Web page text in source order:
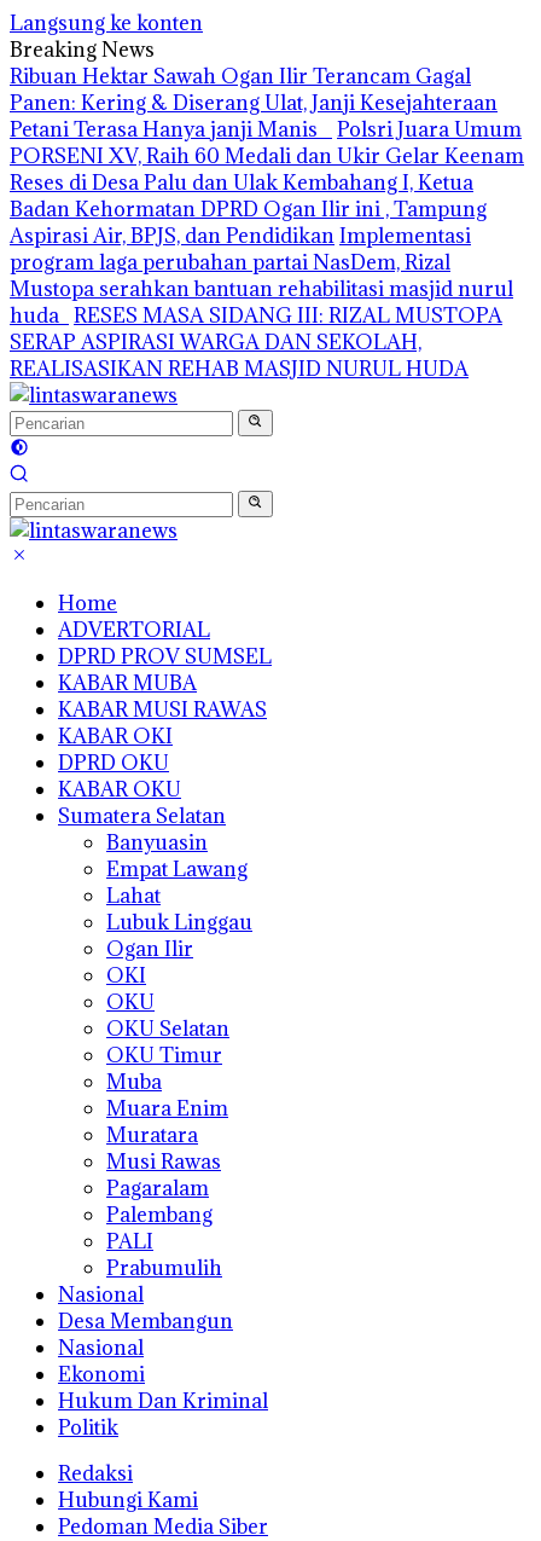
Langsung ke konten
Breaking News
Ribuan Hektar Sawah Ogan Ilir Terancam Gagal
Panen: Kering & Diserang Ulat, Janji Kesejahteraan
Petani Terasa Hanya janji Manis
Polsri Juara Umum
PORSENI XV, Raih 60 Medali dan Ukir Gelar Keenam
Reses di Desa Palu dan Ulak Kembahang I, Ketua
Badan Kehormatan DPRD Ogan Ilir ini , Tampung
Aspirasi Air, BPJS, dan PendidikanImplementasi
program laga perubahan partai NasDem, Rizal
Mustopa serahkan bantuan rehabilitasi masjid nurul
huda RESES MASA SIDANG III: RIZAL MUSTOPA
SERAP ASPIRASI WARGA DAN SEKOLAH,
REALISASIKAN REHAB MASJID NURUL HUDA
Home
ADVERTORIAL
DPRD PROV SUMSEL
KABAR MUBA
KABAR MUSI RAWAS
KABAR OKI
DPRD OKU
KABAR OKU
Sumatera Selatan
Banyuasin
Empat Lawang
Lahat
Lubuk Linggau
Ogan Ilir
OKI
OKU
OKU Selatan
OKU Timur
Muba
Muara Enim
Muratara
Musi Rawas
Pagaralam
Palembang
PALI
Prabumulih
Nasional
Desa Membangun
Nasional
Ekonomi
Hukum Dan Kriminal
Politik
Redaksi
Hubungi Kami
Pedoman Media Siber